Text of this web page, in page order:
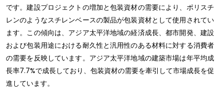
です。建設プロジェクトの増加と包装資材の需要により、ポリスチ
レンのようなスチレンベースの製品が包装資材として使用されてい
ます。この傾向は、アジア太平洋地域の経済成長、都市開発、建設
および包装用途における耐久性と汎用性のある材料に対する消費者
の需要を反映しています。アジア太平洋地域の建築市場は年平均成
長率7.7%で成長しており、包装資材の需要を牽引して市場成長を促
進しています。